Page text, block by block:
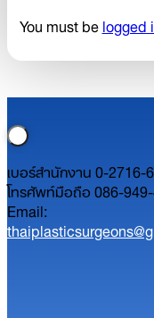
You must belogged
เบอร์สำนักงาน 0-2716-
โทรศัพท์มือถือ 086-
Email: